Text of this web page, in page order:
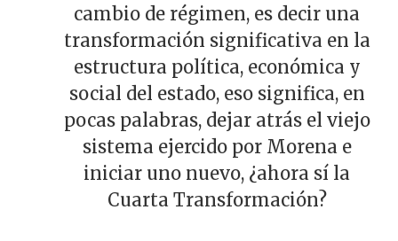
cambio de régimen, es decir una
transformación significativa en la
estructura política, económica y
social del estado, eso significa, en
pocas palabras, dejar atrás el viejo
sistema ejercido por Morena e
iniciar uno nuevo, ¿ahora sí la
Cuarta Transformación?